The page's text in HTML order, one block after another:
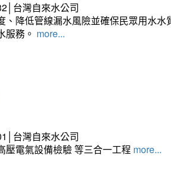
台灣自來水公司
、降低管線漏水風險並確保民眾用水
服務。 more...
台灣自來水公司
壓電氣設備檢驗 等三合一工程 more...